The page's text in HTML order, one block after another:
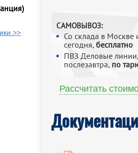
САМОВЫВОЗ:
Со склада в
сегодня, бесплатно
ПВЗ Деловые
послезавтра, по
Рассчитать
>>